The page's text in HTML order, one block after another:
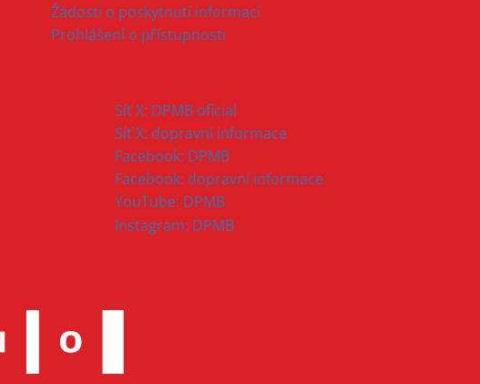
Žádosti o poskytnutí informací
Prohlášení o přístupnosti
Síť X: DPMB oficial
Síť X: dopravní informace
Facebook: DPMB
Facebook: dopravní informace
YouTube: DPMB
Instagram: DPMB